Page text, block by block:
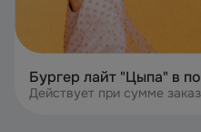
Бургер лайт "Цыпа" в
Действует при сумме